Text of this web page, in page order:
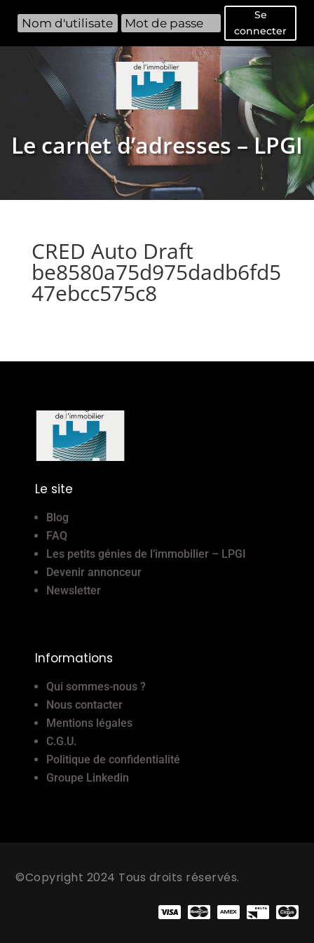
Se
connecter
Le carnet d’adresses – LPGI
CRED Auto Draft
be8580a75d975dadb6fd5
47ebcc575c8
Le site
Blog
FAQ
Les petits génies de l’immobilier – LPGI
Devenir annonceur
Newsletter
Informations
Qui sommes-nous ?
Nous contacter
Mentions légales
C.G.U.
Politique de confidentialité
Groupe Linkedin
©Copyright 2024 Tous droits réservés.